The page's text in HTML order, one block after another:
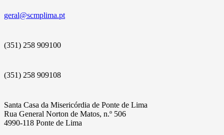
geral@scmplima.pt
(351) 258 909100
(351) 258 909108
Santa Casa da Misericórdia de Ponte de Lima
Rua General Norton de Matos, n.º 506
4990-118 Ponte de Lima